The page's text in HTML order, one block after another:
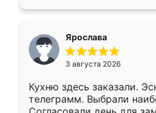
Ярослава
3 августа 2026
Кухню здесь заказали.
телеграмм. Выбрали